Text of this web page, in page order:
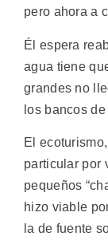
pero ahora a
Él espera
agua tiene
grandes no
los bancos
El
particular por
pequeños
hizo viable
la de fuente